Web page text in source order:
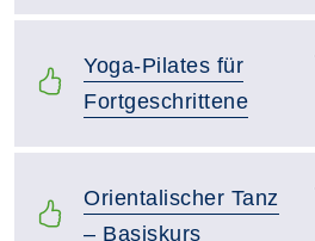
Yoga-Pilates für
Fortgeschrittene
Orientalischer Tanz
– Basiskurs